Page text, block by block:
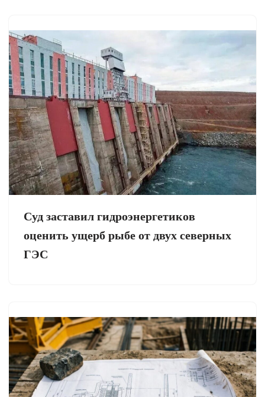
Суд заставил гидроэнергетиков
оценить ущерб рыбе от двух северных
ГЭС